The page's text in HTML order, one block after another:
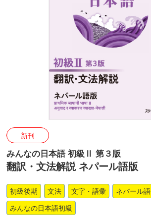
新刊
みんなの日本語 初級Ⅱ 第３版
翻訳・文法解説 ネパール語版
初級後期 文法 文字・語彙 ネパール語
みんなの日本語初級